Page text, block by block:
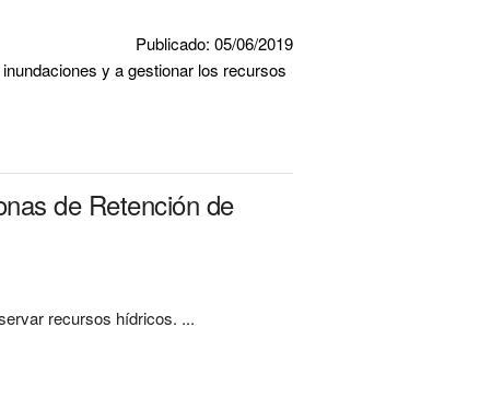
Publicado: 05/06/2019
y a gestionar los recursos
de Retención de
recursos hídricos. ...